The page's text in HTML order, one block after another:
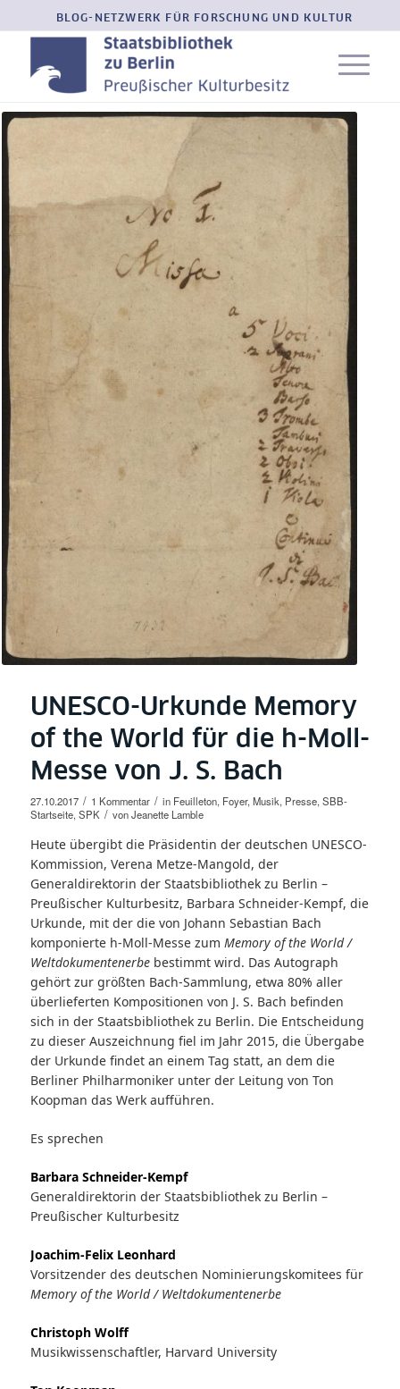
BLOG-NETZWERK FÜR FORSCHUNG UND KULTUR
UNESCO-Urkunde Memory
of the World für die h-Moll-
Messe von J. S. Bach
27.10.2017 / 1 Kommentar / in Feuilleton, Foyer, Musik, Presse, SBB-
Startseite, SPK / vonJeanette Lamble
Heute übergibt die Präsidentin der deutschen UNESCO-
Kommission, Verena Metze-Mangold, der
Generaldirektorin der Staatsbibliothek zu Berlin –
Preußischer Kulturbesitz, Barbara Schneider-Kempf, die
Urkunde, mit der die von Johann Sebastian Bach
komponierte h-Moll-Messe zum Memory of the World /
Weltdokumentenerbe bestimmt wird. Das Autograph
gehört zur größten Bach-Sammlung, etwa 80% aller
überlieferten Kompositionen von J. S. Bach befinden
sich in der Staatsbibliothek zu Berlin. Die Entscheidung
zu dieser Auszeichnung fiel im Jahr 2015, die Übergabe
der Urkunde findet an einem Tag statt, an dem die
Berliner Philharmoniker unter der Leitung von Ton
Koopman das Werk aufführen.
Es sprechen
Barbara Schneider-Kempf
Generaldirektorin der Staatsbibliothek zu Berlin –
Preußischer Kulturbesitz
Joachim-Felix Leonhard
Vorsitzender des deutschen Nominierungskomitees für
Memory of the World / Weltdokumentenerbe
Christoph Wolff
Musikwissenschaftler, Harvard University